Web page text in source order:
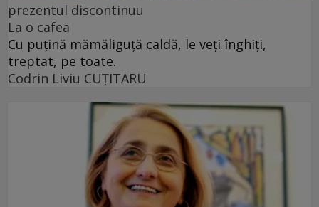
prezentul discontinuu
La o cafea
Cu puţină mămăliguţă caldă, le veţi înghiţi,
treptat, pe toate.
Codrin Liviu CUŢITARU